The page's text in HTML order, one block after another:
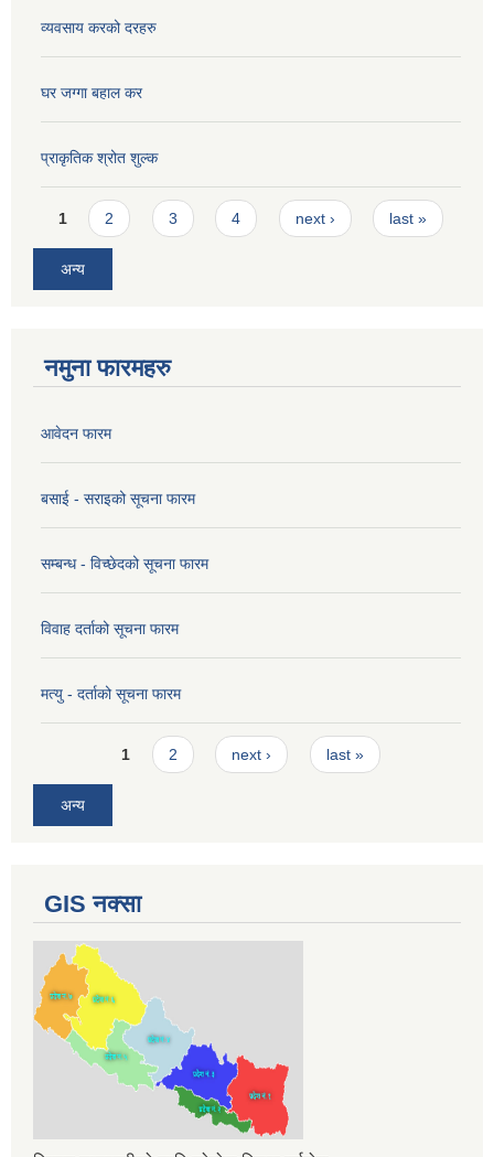
व्यवसाय करको दरहरु
घर जग्गा बहाल कर
प्राकृतिक श्रोत शुल्क
Pages
1 2 3 4 next › last »
अन्य
नमुना फारमहरु
आवेदन फारम
बसाई - सराइको सूचना फारम
सम्बन्ध - विच्छेदको सूचना फारम
विवाह दर्ताको सूचना फारम
मत्यु - दर्ताको सूचना फारम
Pages1 2 next › last »
अन्य
GIS नक्सा